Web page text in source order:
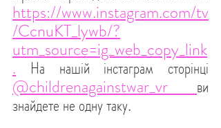
https://www.instagram.com/tv
/CcnuKT_lywb/?
utm_source=ig_web_copy_link
.
@childrenagainstwar_vr ви
знайдете не одну таку.